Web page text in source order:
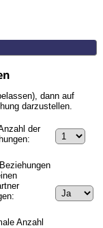
dann auf
darzustellen.
der
Anzahl